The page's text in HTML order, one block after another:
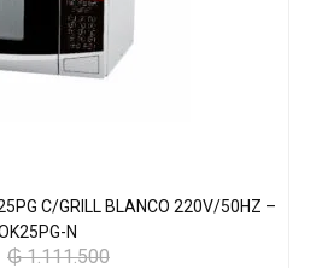
C/GRILL BLANCO 220V/50HZ –
N
₲1.111.500